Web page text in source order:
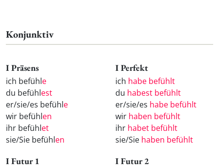
Konjunktiv
I Präsens
ich befühle
du befühlest
er/sie/es befühle
wir befühlen
ihr befühlet
sie/Sie befühlen
I Perfekt
ich habe befühlt
du habest befühlt
er/sie/es habe befühlt
wir haben befühlt
ihr habet befühlt
sie/Sie haben befühlt
I Futur 1 I Futur 2